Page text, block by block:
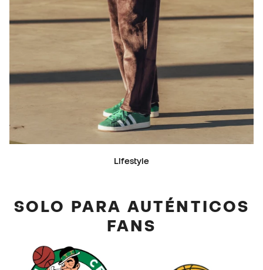
Lifestyle
SOLO PARA AUTÉNTICOS
FANS